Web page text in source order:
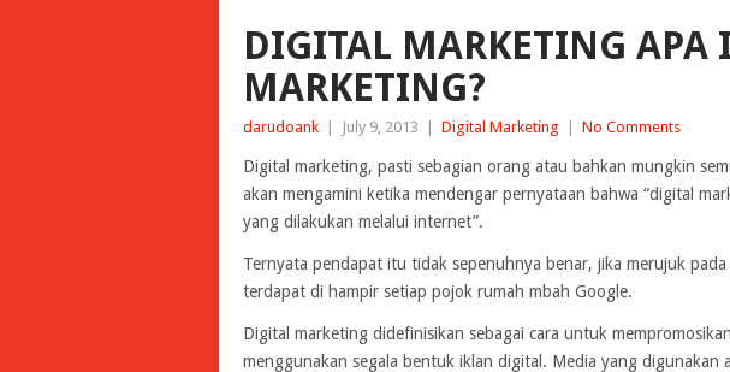
DIGITAL MARKETING APA
MARKETING?
darudoank | July 9, 2013 | Digital Marketing | No Comments
Digital marketing, pasti sebagian orang atau bahkan mungkin
akan mengamini ketika mendengar pernyataan bahwa “digital
yang dilakukan melalui internet”.
Ternyata pendapat itu tidak sepenuhnya benar, jika merujuk
terdapat di hampir setiap pojok rumah mbah Google.
Digital marketing didefinisikan sebagai cara untuk
menggunakan segala bentuk iklan digital. Media yang digunakan